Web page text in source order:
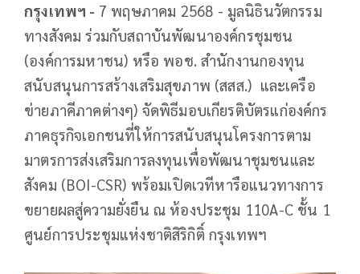
กรุงเทพฯ - 7 พฤษภาคม 2568 - มูลนิธินวัตกรรม
ทางสังคม ร่วมกับสถาบันพัฒนาองค์กรชุมชน
(องค์การมหาชน) หรือ พอช. สำนักงานกองทุน
สนับสนุนการสร้างเสริมสุขภาพ (สสส.) และเครือ
ข่ายภาคีภาคต่างๆ) จัดพิธีมอบเกียรติบัตรแก่องค์กร
ภาคธุรกิจเอกชนที่ให้การสนับสนุนโครงการตาม
มาตรการส่งเสริมการลงทุนเพื่อพัฒนาชุมชนและ
สังคม (BOI-CSR) พร้อมเปิดเวทีหารือแนวทางการ
ขยายผลสู่ความยั่งยืน ณ ห้องประชุม 110A-C ชั้น 1
ศูนย์การประชุมแห่งชาติสิริกิติ์ กรุงเทพฯ